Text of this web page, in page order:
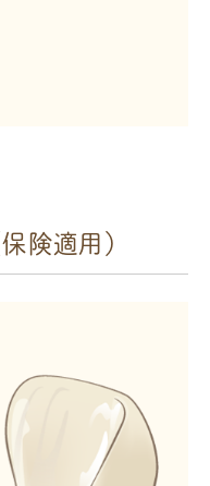
険適用）